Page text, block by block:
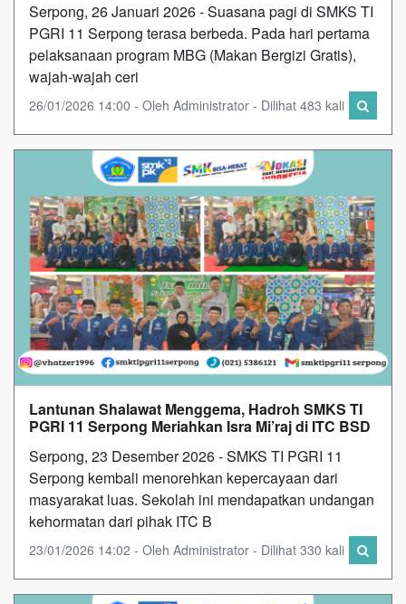
Serpong, 26 Januari 2026 - Suasana pagi di SMKS TI
PGRI 11 Serpong terasa berbeda. Pada hari pertama
pelaksanaan program MBG (Makan Bergizi Gratis),
wajah-wajah ceri
26/01/2026 14:00 - Oleh Administrator - Dilihat 483 kali
Lantunan Shalawat Menggema, Hadroh SMKS TI
PGRI 11 Serpong Meriahkan Isra Mi’raj di ITC BSD
Serpong, 23 Desember 2026 - SMKS TI PGRI 11
Serpong kembali menorehkan kepercayaan dari
masyarakat luas. Sekolah ini mendapatkan undangan
kehormatan dari pihak ITC B
23/01/2026 14:02 - Oleh Administrator - Dilihat 330 kali